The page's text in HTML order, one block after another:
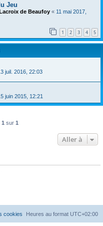
Jeu
de Beaufoy « 11 mai 2017,
1 2 3 4 5
juil. 2016, 22:03
juin 2015, 12:21
1 sur 1
Aller à
Heures au format UTC+02:00
cookies